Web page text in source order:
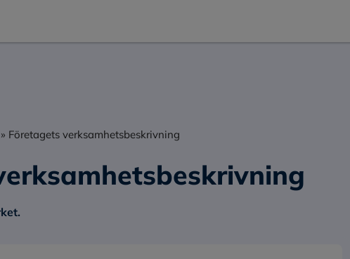
» Företagets verksamhetsbeskrivning